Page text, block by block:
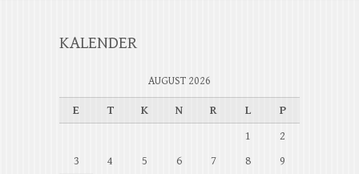
KALENDER
AUGUST 2026
E T K N R L
P
1
2
3
4 5 6 7 8
9